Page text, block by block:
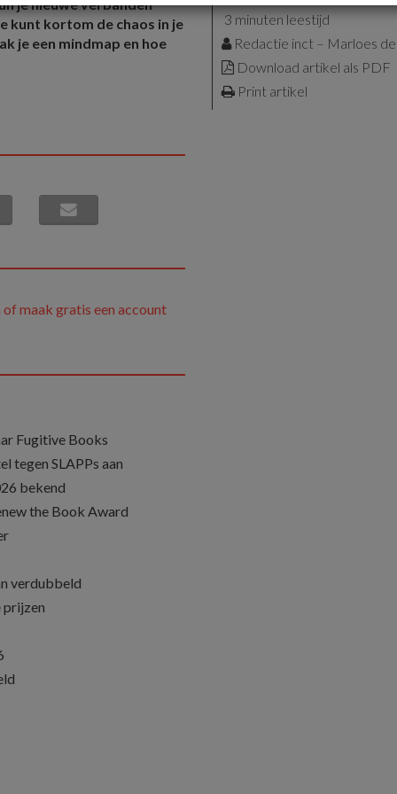
je nieuwe verbanden
kunt kortom de chaos in je
je een mindmap en hoe
3 minuten leestijd
Redactie inct – Marloes
Download artikel als PDF
Print artikel
of maak gratis een account
Fugitive Books
tegen SLAPPs aan
bekend
the Book Award
verdubbeld
prijzen